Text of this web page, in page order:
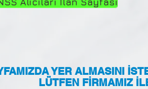
YER ALMASINI
LÜTFEN FİRMAMIZ